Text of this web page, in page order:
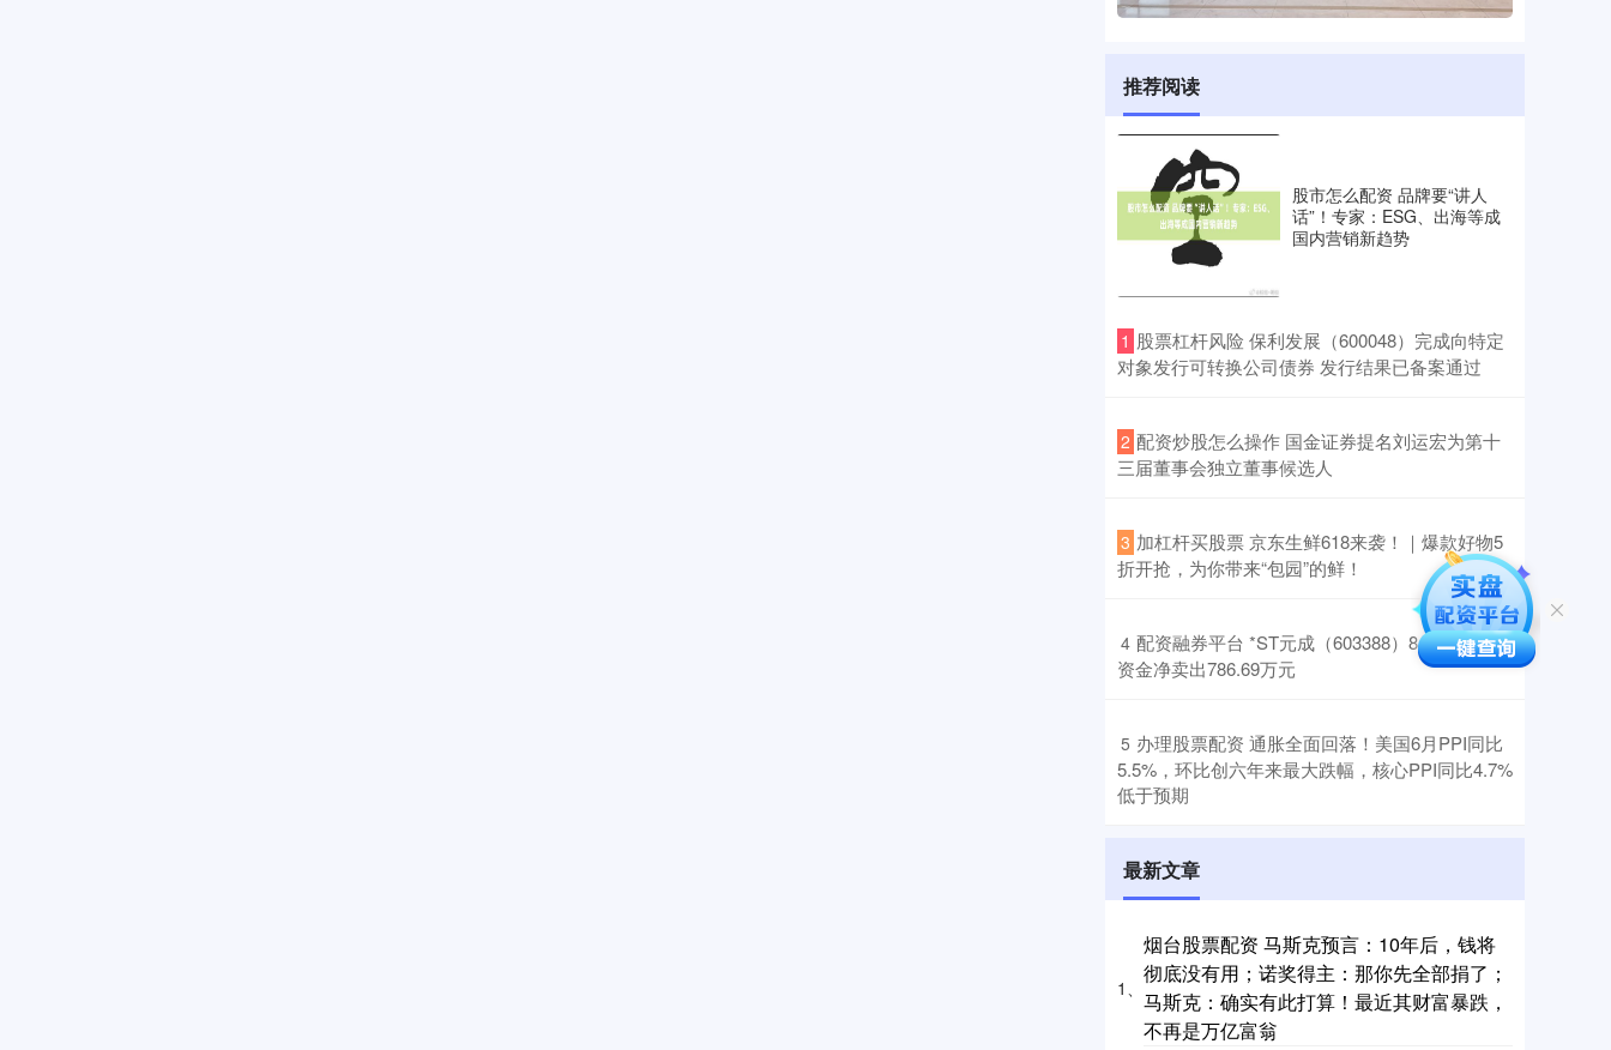
推荐阅读
股市怎么配资 品牌要“讲人
话”！专家：ESG、出海等成
国内营销新趋势
1 ​股票杠杆风险 保利发展（600048）完成向特定
对象发行可转换公司债券 发行结果已备案通过
2 ​配资炒股怎么操作 国金证券提名刘运宏为第十
三届董事会独立董事候选人
3 ​加杠杆买股票 京东生鲜618来袭！｜爆款好物5
折开抢，为你带来“包园”的鲜！
4 ​配资融券平台 *ST元成（603388）8月5日主力
资金净卖出786.69万元
5 ​办理股票配资 通胀全面回落！美国6月PPI同比
5.5%，环比创六年来最大跌幅，核心PPI同比4.7%
低于预期
最新文章
1、
烟台股票配资 马斯克预言：10年后，钱将
彻底没有用；诺奖得主：那你先全部捐了；
马斯克：确实有此打算！最近其财富暴跌，
不再是万亿富翁